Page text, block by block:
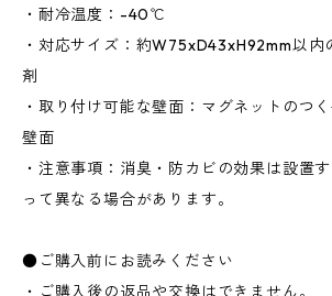
・耐冷温度：-40℃
・対応サイズ：約W75xD43xH92mm以内
剤
・取り付け可能な壁面：マグネットのつ
壁面
・注意事項：消臭・防カビの効果は設置
って異なる場合があります。
●ご購入前にお読みください
・ご購入後の返品や交換はできません。